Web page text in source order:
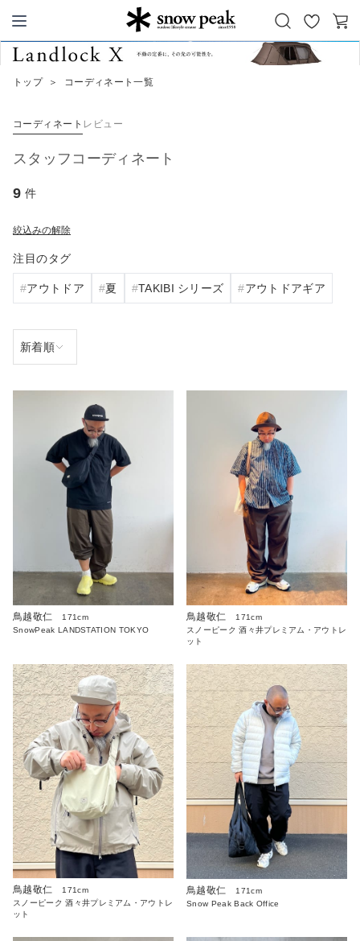
Snow Peak
お
気
カ
トップ ＞ コーディネート一覧
コーディネート レビュー
スタッフコーディネート
9 件
絞込みの解除
注目のタグ
アウトドア 夏 TAKIBI シリーズ アウトドアギア
鳥越敬仁
171cm
SnowPeak LANDSTATION TOKYO
鳥越敬仁
171cm
スノーピーク 酒々井プレミアム・アウトレ
ット
鳥越敬仁
171cm
スノーピーク 酒々井プレミアム・アウトレ
ット
鳥越敬仁
171cm
Snow Peak Back Office